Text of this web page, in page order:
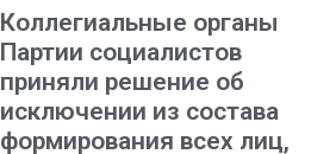
Коллегиальные органы
Партии социалистов
приняли решение об
исключении из состава
формирования всех лиц,